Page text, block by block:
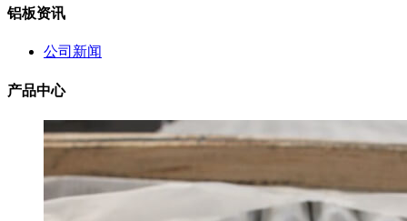
铝板资讯
公司新闻
产品中心